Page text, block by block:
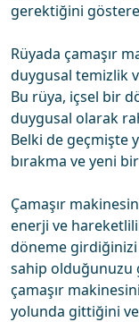
gerektiğini
Rüyada çamaşır
duygusal temizlik
Bu rüya, içsel bir
duygusal olarak
Belki de geçmişte
bırakma ve yeni
Çamaşır
enerji ve
döneme girdiğinizi
sahip olduğunuzu
çamaşır
yolunda gittiğini